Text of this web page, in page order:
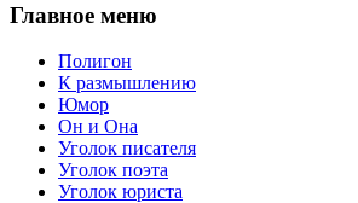
Главное меню
Полигон
К размышлению
Юмор
Он и Она
Уголок писателя
Уголок поэта
Уголок юриста